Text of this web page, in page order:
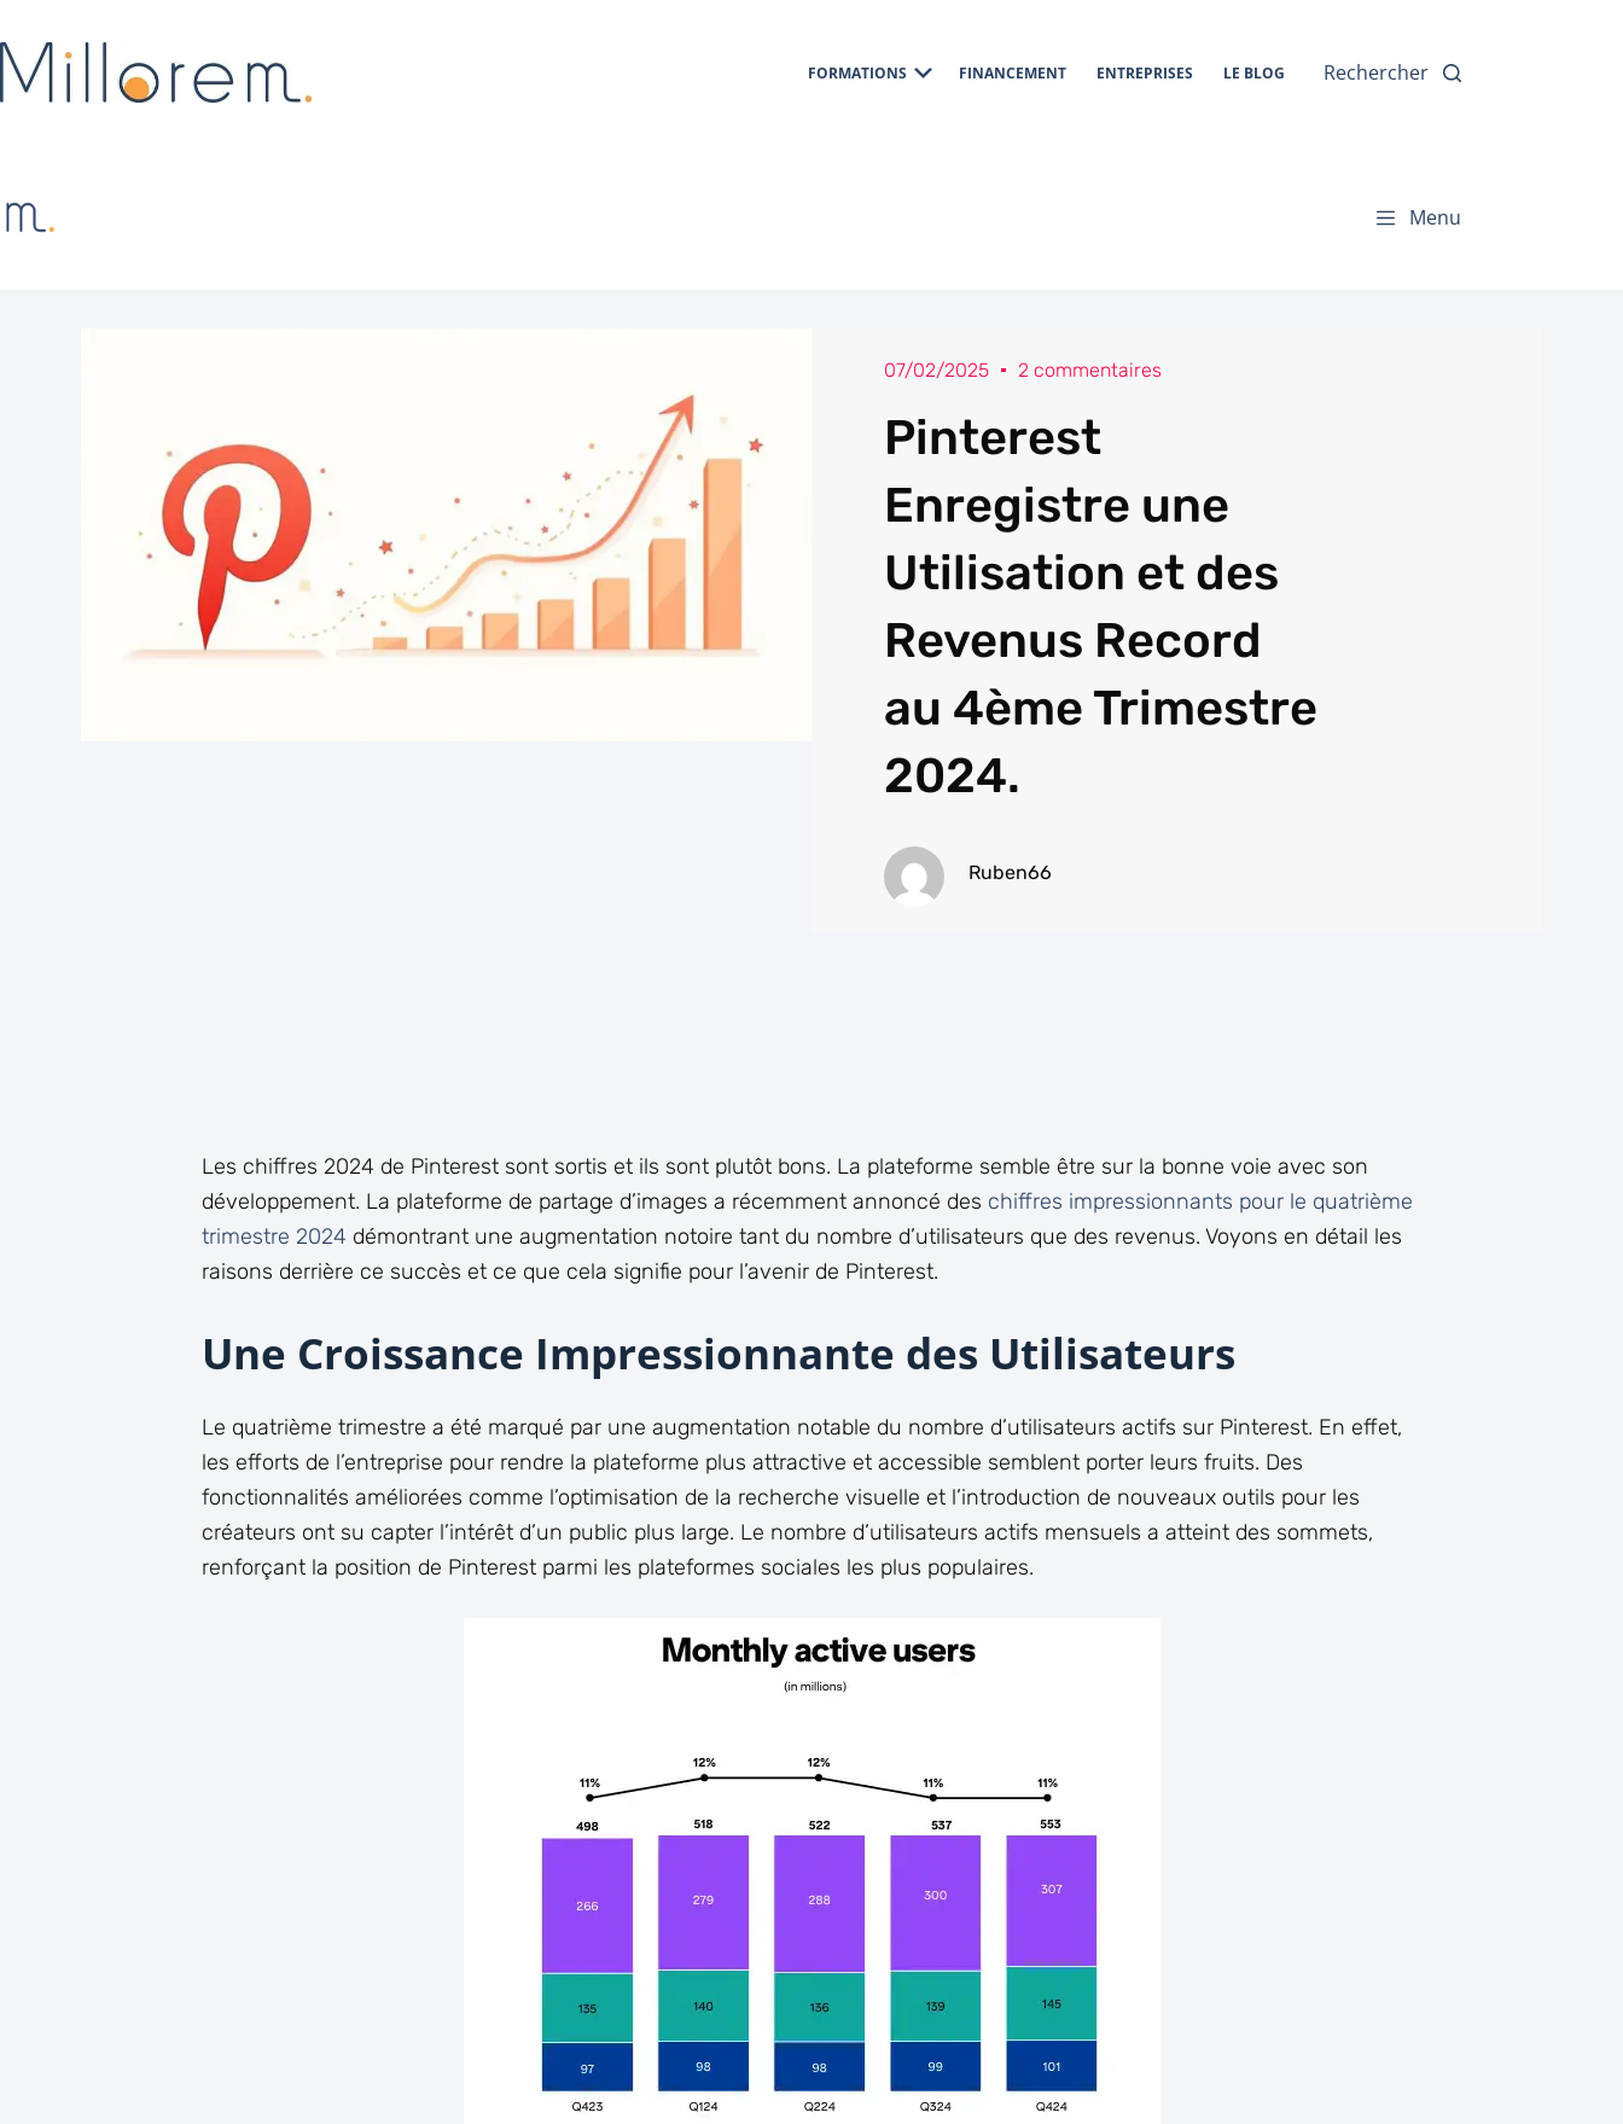
FORMATIONS FINANCEMENT ENTREPRISES LE BLOG Rechercher
Menu
07/02/2025 2 commentaires
Pinterest
Enregistre une
Utilisation et des
Revenus Record
au 4ème Trimestre
2024.
Ruben66
Les chiffres 2024 de Pinterest sont sortis et ils sont plutôt bons. La plateforme semble être sur la bonne voie avec son
développement. La plateforme de partage d’images a récemment annoncé des chiffres impressionnants pour le quatrième
trimestre 2024 démontrant une augmentation notoire tant du nombre d’utilisateurs que des revenus. Voyons en détail les
raisons derrière ce succès et ce que cela signifie pour l’avenir de Pinterest.
Une Croissance Impressionnante des Utilisateurs
Le quatrième trimestre a été marqué par une augmentation notable du nombre d’utilisateurs actifs sur Pinterest. En effet,
les efforts de l’entreprise pour rendre la plateforme plus attractive et accessible semblent porter leurs fruits. Des
fonctionnalités améliorées comme l’optimisation de la recherche visuelle et l’introduction de nouveaux outils pour les
créateurs ont su capter l’intérêt d’un public plus large. Le nombre d’utilisateurs actifs mensuels a atteint des sommets,
renforçant la position de Pinterest parmi les plateformes sociales les plus populaires.